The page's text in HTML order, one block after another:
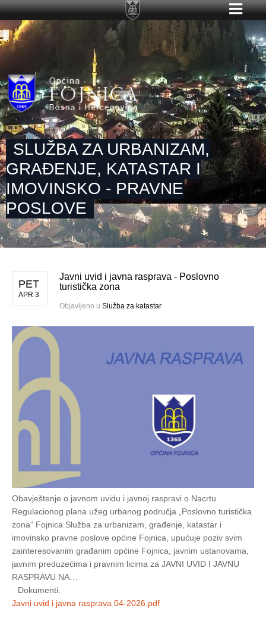
SLUŽBA ZA URBANIZAM,
GRAĐENJE, KATASTAR I
IMOVINSKO - PRAVNE
POSLOVE
PET
APR 3
Javni uvid i javna rasprava - Poslovno
turistička zona
Objavljeno u Služba za katastar
Obavještenje o javnom uvidu i javnoj raspravi o Nacrtu
Regulacionog plana užeg urbanog područja „Poslovno turistička
zona“ Fojnica Služba za urbanizam, građenje, katastar i
imovinsko pravne poslove općine Fojnica, upućuje poziv svim
zainteresovanim građanim općine Fojnica, javnim ustanovama,
javnim preduzećima i pravnim licima za JAVNI UVID I JAVNU
RASPRAVU NA…
Dokumenti:
Javni uvid i javna rasprava 04-2026.pdf